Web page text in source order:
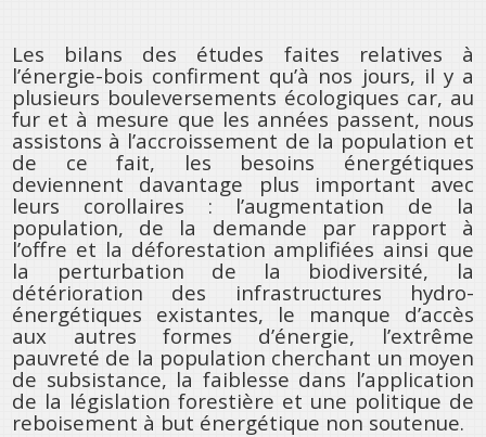
Les bilans des études faites relatives à
l’énergie-bois confirment qu’à nos jours, il y a
plusieurs bouleversements écologiques car, au
fur et à mesure que les années passent, nous
assistons à l’accroissement de la population et
de ce fait, les besoins énergétiques
deviennent davantage plus important avec
leurs corollaires : l’augmentation de la
population, de la demande par rapport à
l’offre et la déforestation amplifiées ainsi que
la perturbation de la biodiversité, la
détérioration des infrastructures hydro-
énergétiques existantes, le manque d’accès
aux autres formes d’énergie, l’extrême
pauvreté de la population cherchant un moyen
de subsistance, la faiblesse dans l’application
de la législation forestière et une politique de
reboisement à but énergétique non soutenue.